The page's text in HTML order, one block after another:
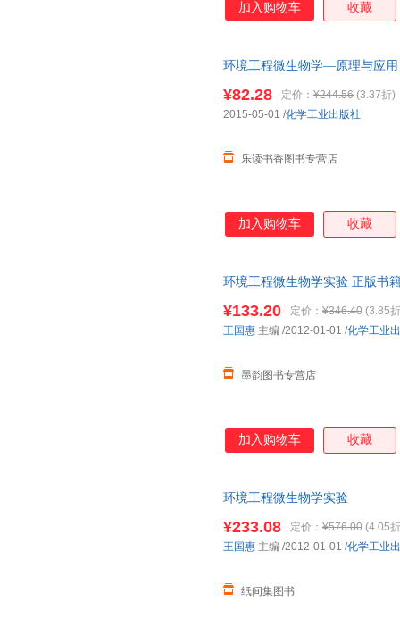
加入购物车 收藏
环境工程微生物学—原理与应用
¥82.28 定价： ¥244.56 (3.37折)
乐读书香图书专营店
2015-05-01 /化学工业出版社
加入购物车 收藏
环境工程微生物学实验 正版书
¥133.20 定价： ¥346.40 (3.85
墨韵图书专营店
王国惠 主编 /2012-01-01 /化学工业
加入购物车 收藏
环境工程微生物学实验
¥233.08 定价： ¥576.00 (4.05
纸间集图书
王国惠 主编 /2012-01-01 /化学工业